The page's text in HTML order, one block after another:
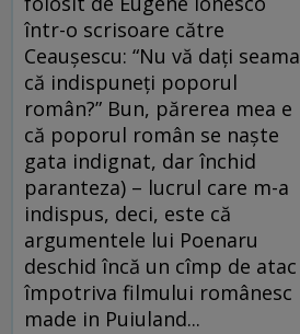
într-o scrisoare către
Ceauşescu: “Nu vă daţi seama
că indispuneţi poporul
român?” Bun, părerea mea e
că poporul român se naşte
gata indignat, dar închid
paranteza) – lucrul care m-a
indispus, deci, este că
argumentele lui Poenaru
deschid încă un cîmp de atac
împotriva filmului românesc
made in Puiuland...